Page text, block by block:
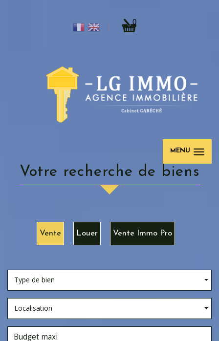
0
MENU
Votre recherche de biens
Vente Louer Vente Immo Pro
Type de bien
Localisation